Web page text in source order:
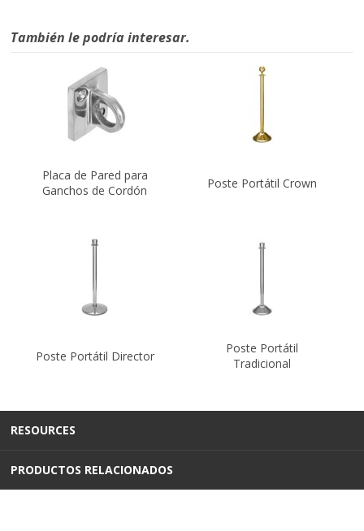
También le podría interesar.
Placa de Pared para
Ganchos de Cordón
Poste Portátil Crown
Poste Portátil Director
Poste Portátil
Tradicional
RESOURCES
PRODUCTOS RELACIONADOS